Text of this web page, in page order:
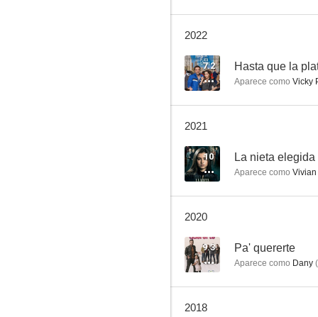
Papita, maní, tostón
2022
7.2 Hasta que la
Aparece como Vicky
2021
10 La nieta elegida
Aparece como
2020
9.3 Pa' quererte
Aparece como Dany (
2018